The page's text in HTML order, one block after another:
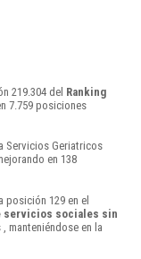
219.304 del Ranking
7.759 posiciones
Servicios Geriatricos
en 138
posición 129 en el
servicios sociales sin
manteniéndose en la